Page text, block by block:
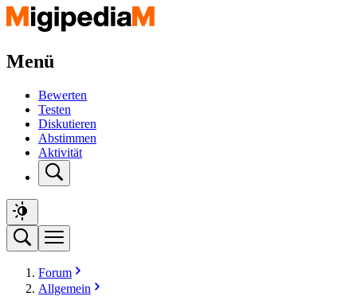
Menü
Bewerten
Testen
Diskutieren
Abstimmen
Aktivität
Forum
Allgemein